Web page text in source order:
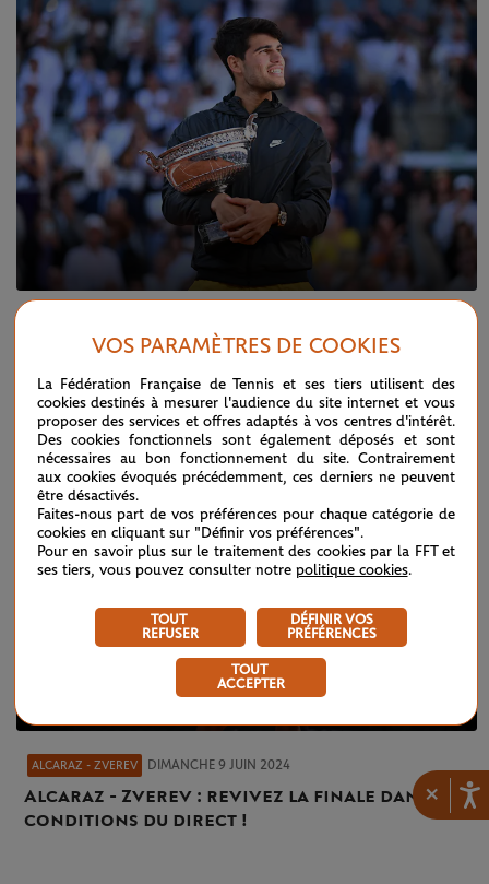
×
Carlos III, la majestueuse conquête de l'ocre
ALCARAZ - ZVEREV DIMANCHE 9 JUIN 2024
Alcaraz - Zverev : revivez la finale dans les
conditions du direct !
VOS PARAMÈTRES DE COOKIES
La Fédération Française de Tennis et ses tiers utilisent des
cookies destinés à mesurer l'audience du site internet et vous
proposer des services et offres adaptés à vos centres d'intérêt.
Des cookies fonctionnels sont également déposés et sont
nécessaires au bon fonctionnement du site. Contrairement
aux cookies évoqués précédemment, ces derniers ne peuvent
être désactivés.
Faites-nous part de vos préférences pour chaque catégorie de
cookies en cliquant sur "Définir vos préférences".
Pour en savoir plus sur le traitement des cookies par la FFT et
ses tiers, vous pouvez consulter notre politique cookies.
TOUT
REFUSER
DÉFINIR VOS
PRÉFÉRENCES
TOUT
ACCEPTER